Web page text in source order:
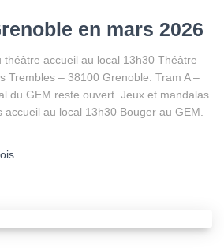
en mars 2026
accueil au local 13h30 Théâtre
Trembles – 38100 Grenoble. Tram A –
du GEM reste ouvert. Jeux et mandalas
au local 13h30 Bouger au GEM.